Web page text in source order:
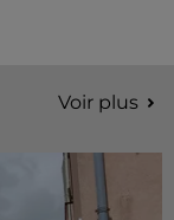
Voir plus